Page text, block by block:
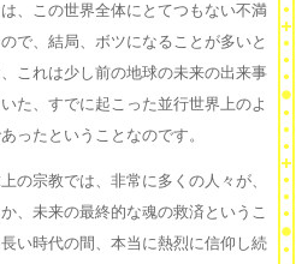
、この世界全体にとてつもない不満
で、結局、ボツになることが多いと
これは少し前の地球の未来の出来事
た、すでに起こった並行世界上のよ
ったということなのです。
の宗教では、非常に多くの人々が、
、未来の最終的な魂の救済というこ
い時代の間、本当に熱烈に信仰し続